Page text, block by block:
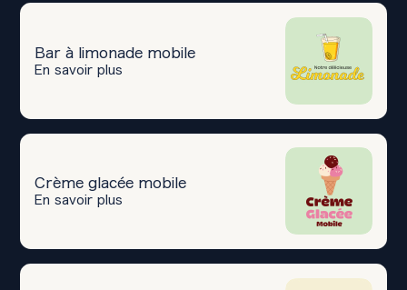
Bar à limonade mobile
En savoir plus
Crème glacée mobile
En savoir plus